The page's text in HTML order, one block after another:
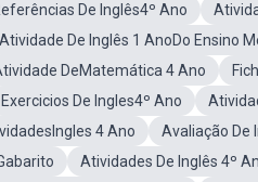
De Inglês4º Ano
Atividade De Inglês 1 AnoDo Ensino
DeMatemática 4 Ano
Exercicios De Ingles4º Ano
4 Ano
Avaliação De
Atividades De Inglês 4º